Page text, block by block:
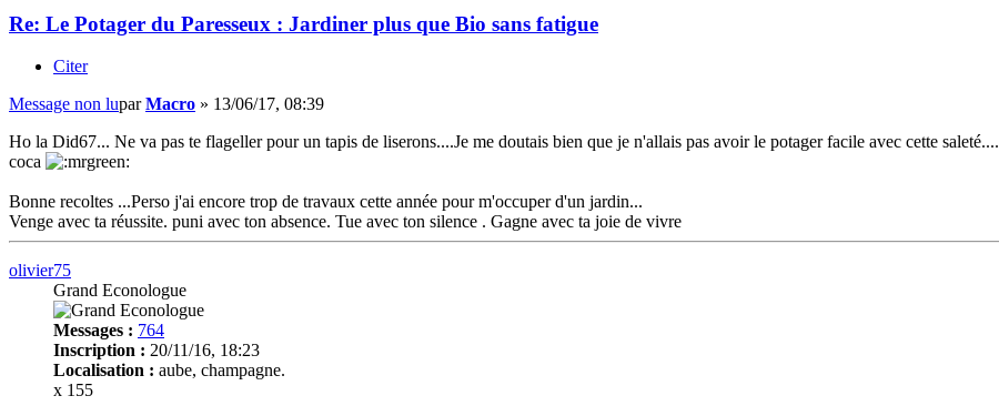
Re: Le Potager du Paresseux : Jardiner plus que Bio sans fatigue
Citer
Message non luparMacro » 13/06/17, 08:39
Ho la Did67... Ne va pas te flageller pour un tapis de liserons....Je me doutais bien que je n'allais pas avoir le potager facile avec cette saleté....
coca
Bonne recoltes ...Perso j'ai encore trop de travaux cette année pour m'occuper d'un jardin...
Venge avec ta réussite. puni avec ton absence. Tue avec ton silence . Gagne avec ta joie de vivre
olivier75
Grand Econologue
Messages : 764
Inscription : 20/11/16, 18:23
Localisation : aube, champagne.
x 155